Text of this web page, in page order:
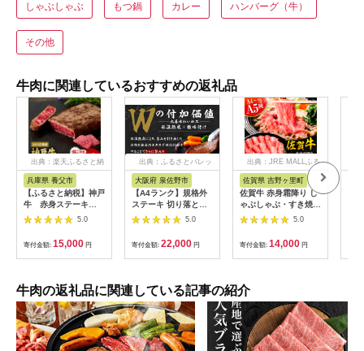
しゃぶしゃぶ もつ鍋 カレー ハンバーグ（牛）
その他
牛肉に関連しているおすすめの返礼品
出典：楽天ふるさと納
兵庫県 養父市
【ふるさと納税】神戸
牛 赤身ステーキ
(200g/300g/400g/55
0g/1200g)_ 神戸牛 神
戸ビーフ 黒毛和牛 ス
テーキ 赤身肉 牛肉 和
牛 ブランド牛 高級肉
プレゼント 焼肉 グル
メ 送料無料 【配送不
可地域：離島】
【G1440980】
5.0
寄付金額: 15,000 円
出典：ふるさとパレッ
大阪府 泉佐野市
【A4ランク】規格外
ステーキ 切り落とし
800g【スピード発送
黒毛和牛 リブロース
サーロイン 訳あり サ
イズ不揃い すてーき
氷温熟成×極味付け】
5.0
寄付金額: 22,000 円
出典：JRE MALLふる
さと納税
佐賀県 吉野ヶ里町
佐賀牛 赤身霜降り し
ゃぶしゃぶ・すき焼き
用 600g 吉野ヶ里町
5.0
寄付金額: 14,000 円
牛肉の返礼品に関連している記事の紹介